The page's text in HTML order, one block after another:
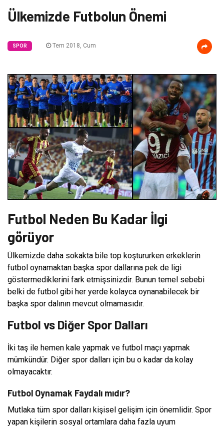
Ülkemizde Futbolun Önemi
SPOR Tem 2018, Cum
Futbol Neden Bu Kadar İlgi
görüyor
Ülkemizde daha sokakta bile top koştururken erkeklerin
futbol oynamaktan başka spor dallarına pek de ligi
göstermediklerini fark etmişsinizdir. Bunun temel sebebi
belki de futbol gibi her yerde kolayca oynanabilecek bir
başka spor dalının mevcut olmamasıdır.
Futbol vs Diğer Spor Dalları
İki taş ile hemen kale yapmak ve futbol maçı yapmak
mümkündür. Diğer spor dalları için bu o kadar da kolay
olmayacaktır.
Futbol Oynamak Faydalı mıdır?
Mutlaka tüm spor dalları kişisel gelişim için önemlidir. Spor
yapan kişilerin sosyal ortamlara daha fazla uyum